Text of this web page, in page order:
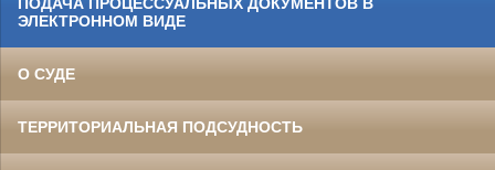
ЭЛЕКТРОННОМ ВИДЕ
О СУДЕ
ТЕРРИТОРИАЛЬНАЯ ПОДСУДНОСТЬ